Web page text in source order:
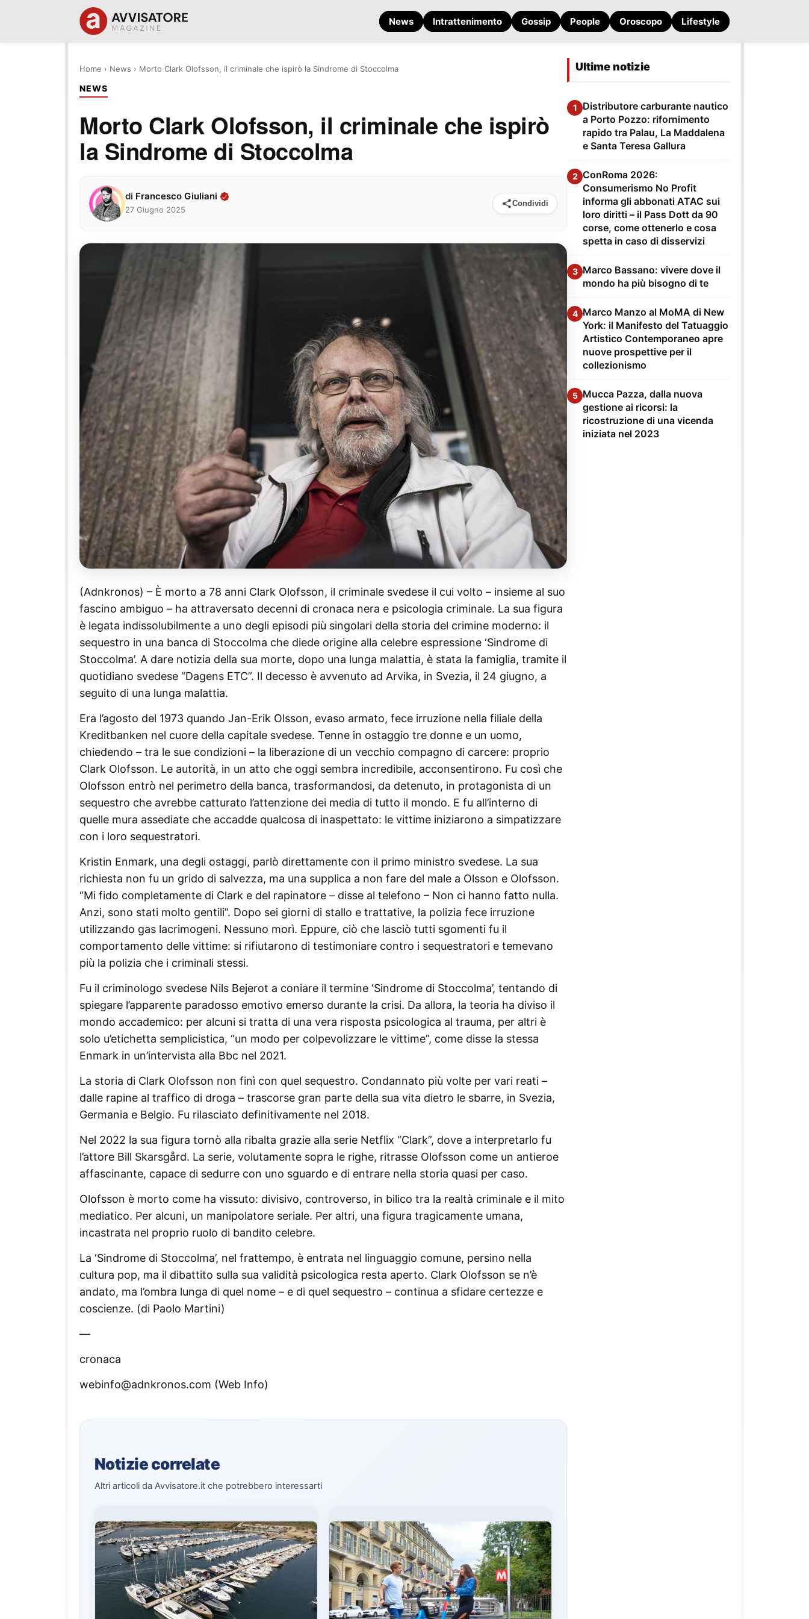
News Intrattenimento Gossip People Oroscopo Lifestyle
Home › News › Morto Clark Olofsson, il criminale che ispirò la Sindrome di Stoccolma
NEWS
Morto Clark Olofsson, il criminale che ispirò
la Sindrome di Stoccolma
di Francesco Giuliani
27 Giugno 2025
Condividi
(Adnkronos) – È morto a 78 anni Clark Olofsson, il criminale svedese il cui volto – insieme al suo
fascino ambiguo – ha attraversato decenni di cronaca nera e psicologia criminale. La sua figura
è legata indissolubilmente a uno degli episodi più singolari della storia del crimine moderno: il
sequestro in una banca di Stoccolma che diede origine alla celebre espressione ‘Sindrome di
Stoccolma’. A dare notizia della sua morte, dopo una lunga malattia, è stata la famiglia, tramite il
quotidiano svedese “Dagens ETC”. Il decesso è avvenuto ad Arvika, in Svezia, il 24 giugno, a
seguito di una lunga malattia.
Era l’agosto del 1973 quando Jan-Erik Olsson, evaso armato, fece irruzione nella filiale della
Kreditbanken nel cuore della capitale svedese. Tenne in ostaggio tre donne e un uomo,
chiedendo – tra le sue condizioni – la liberazione di un vecchio compagno di carcere: proprio
Clark Olofsson. Le autorità, in un atto che oggi sembra incredibile, acconsentirono. Fu così che
Olofsson entrò nel perimetro della banca, trasformandosi, da detenuto, in protagonista di un
sequestro che avrebbe catturato l’attenzione dei media di tutto il mondo. E fu all’interno di
quelle mura assediate che accadde qualcosa di inaspettato: le vittime iniziarono a simpatizzare
con i loro sequestratori.
Kristin Enmark, una degli ostaggi, parlò direttamente con il primo ministro svedese. La sua
richiesta non fu un grido di salvezza, ma una supplica a non fare del male a Olsson e Olofsson.
“Mi fido completamente di Clark e del rapinatore – disse al telefono – Non ci hanno fatto nulla.
Anzi, sono stati molto gentili”. Dopo sei giorni di stallo e trattative, la polizia fece irruzione
utilizzando gas lacrimogeni. Nessuno morì. Eppure, ciò che lasciò tutti sgomenti fu il
comportamento delle vittime: si rifiutarono di testimoniare contro i sequestratori e temevano
più la polizia che i criminali stessi.
Fu il criminologo svedese Nils Bejerot a coniare il termine ‘Sindrome di Stoccolma’, tentando di
spiegare l’apparente paradosso emotivo emerso durante la crisi. Da allora, la teoria ha diviso il
mondo accademico: per alcuni si tratta di una vera risposta psicologica al trauma, per altri è
solo u’etichetta semplicistica, “un modo per colpevolizzare le vittime”, come disse la stessa
Enmark in un’intervista alla Bbc nel 2021.
La storia di Clark Olofsson non finì con quel sequestro. Condannato più volte per vari reati –
dalle rapine al traffico di droga – trascorse gran parte della sua vita dietro le sbarre, in Svezia,
Germania e Belgio. Fu rilasciato definitivamente nel 2018.
Nel 2022 la sua figura tornò alla ribalta grazie alla serie Netflix “Clark”, dove a interpretarlo fu
l’attore Bill Skarsgård. La serie, volutamente sopra le righe, ritrasse Olofsson come un antieroe
affascinante, capace di sedurre con uno sguardo e di entrare nella storia quasi per caso.
Olofsson è morto come ha vissuto: divisivo, controverso, in bilico tra la realtà criminale e il mito
mediatico. Per alcuni, un manipolatore seriale. Per altri, una figura tragicamente umana,
incastrata nel proprio ruolo di bandito celebre.
La ‘Sindrome di Stoccolma’, nel frattempo, è entrata nel linguaggio comune, persino nella
cultura pop, ma il dibattito sulla sua validità psicologica resta aperto. Clark Olofsson se n’è
andato, ma l’ombra lunga di quel nome – e di quel sequestro – continua a sfidare certezze e
coscienze. (di Paolo Martini)
—
cronaca
webinfo@adnkronos.com (Web Info)
Notizie correlate
Altri articoli da Avvisatore.it che potrebbero interessarti
Ultime notizie
1
Distributore carburante nautico
a Porto Pozzo: rifornimento
rapido tra Palau, La Maddalena
e Santa Teresa Gallura
2 ConRoma 2026:
Consumerismo No Profit
informa gli abbonati ATAC sui
loro diritti – il Pass Dott da 90
corse, come ottenerlo e cosa
spetta in caso di disservizi
3 Marco Bassano: vivere dove il
mondo ha più bisogno di te
4 Marco Manzo al MoMA di New
York: il Manifesto del Tatuaggio
Artistico Contemporaneo apre
nuove prospettive per il
collezionismo
5 Mucca Pazza, dalla nuova
gestione ai ricorsi: la
ricostruzione di una vicenda
iniziata nel 2023